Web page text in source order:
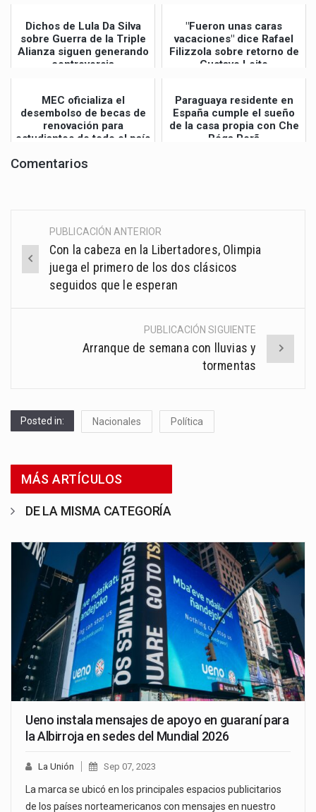
Dichos de Lula Da Silva
sobre Guerra de la Triple
Alianza siguen generando
controversia
"Fueron unas caras
vacaciones" dice Rafael
Filizzola sobre retorno de
Gustavo Leite
MEC oficializa el
desembolso de becas de
renovación para
estudiantes de todo el país
Paraguaya residente en
España cumple el sueño
de la casa propia con Che
Róga Porã
Comentarios
Post
navigation
PUBLICACIÓN ANTERIOR
Con la cabeza en la Libertadores, Olimpia
juega el primero de los dos clásicos
seguidos que le esperan
PUBLICACIÓN SIGUIENTE
Arranque de semana con lluvias y
tormentas
Posted in: Nacionales Política
MÁS ARTÍCULOS
DE LA MISMA CATEGORÍA
Ueno instala mensajes de apoyo en guaraní para
la Albirroja en sedes del Mundial 2026
La Unión Sep 07, 2023
La marca se ubicó en los principales espacios publicitarios
de los países norteamericanos con mensajes en nuestro